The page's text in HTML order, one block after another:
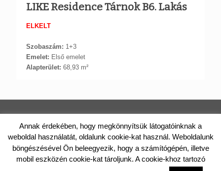
LIKE Residence Tárnok B6. Lakás
ELKELT
Szobaszám: 1+3
Emelet: Első emelet
Alapterület: 68,93 m²
2461 Tárnok, Rákóczi utca 46/A. Telefon: +36 (20) 988-0122 E-
mail: iroda@tarnokilakas.hu
© 2017 Papp Construct Kft. Minden jog fenntartva.
Eladás és az árváltozás jogát fenntartjuk.
Annak érdekében, hogy megkönnyítsük látogatóinknak a
weboldal használatát, oldalunk cookie-kat használ. Weboldalunk
böngészésével Ön beleegyezik, hogy a számítógépén, illetve
mobil eszközén cookie-kat tároljunk. A cookie-khoz tartozó